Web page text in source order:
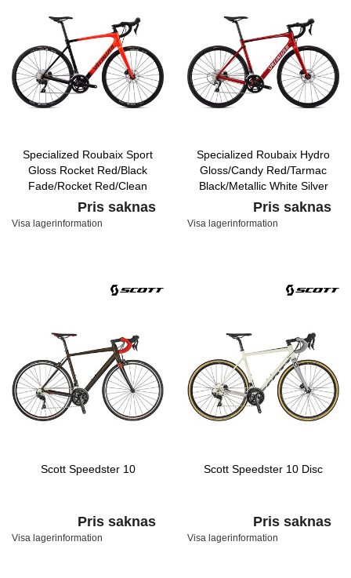
Specialized Roubaix Sport
Gloss Rocket Red/Black
Fade/Rocket Red/Clean
Pris saknas
Visa lagerinformation
Specialized Roubaix Hydro
Gloss/Candy Red/Tarmac
Black/Metallic White Silver
Pris saknas
Visa lagerinformation
Scott Speedster 10
Pris saknas
Visa lagerinformation
Scott Speedster 10 Disc
Pris saknas
Visa lagerinformation